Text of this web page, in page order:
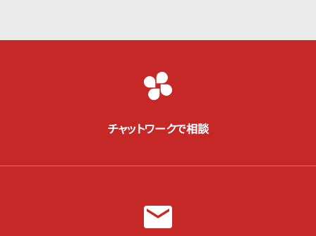
チャットワークで相談